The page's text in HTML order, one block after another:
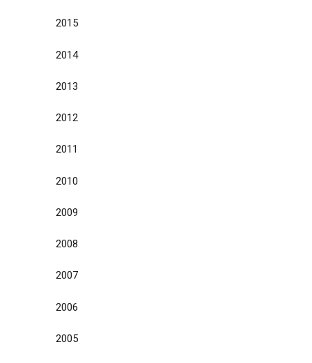
2015
2014
2013
2012
2011
2010
2009
2008
2007
2006
2005